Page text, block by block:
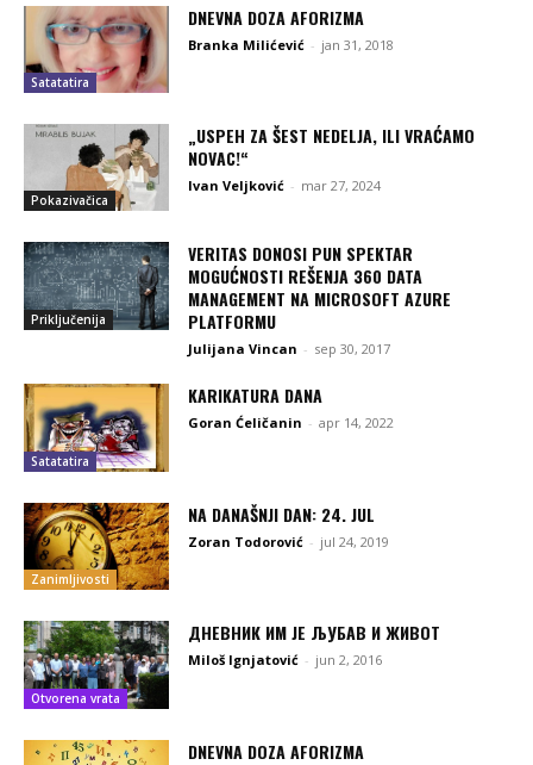
Satatatira
DNEVNA DOZA AFORIZMA
Branka Milićević - jan 31, 2018
Pokazivačica
„USPEH ZA ŠEST NEDELJA, ILI VRAĆAMO
NOVAC!“
Ivan Veljković - mar 27, 2024
Priključenija
VERITAS DONOSI PUN SPEKTAR
MOGUĆNOSTI REŠENJA 360 DATA
MANAGEMENT NA MICROSOFT AZURE
PLATFORMU
Julijana Vincan - sep 30, 2017
Satatatira
KARIKATURA DANA
Goran Ćeličanin - apr 14, 2022
Zanimljivosti
NA DANAŠNJI DAN: 24. JUL
Zoran Todorović - jul 24, 2019
Otvorena vrata
ДНЕВНИК ИМ ЈЕ ЉУБАВ И ЖИВОТ
Miloš Ignjatović - jun 2, 2016
DNEVNA DOZA AFORIZMA